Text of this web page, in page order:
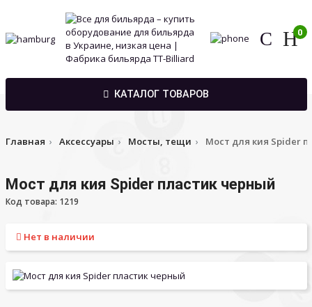
0
КАТАЛОГ ТОВАРОВ
Главная Аксессуары Мосты, тещи Мост для кия Spider
Мост для кия Spider пластик черный
Код товара: 1219
Нет в наличии